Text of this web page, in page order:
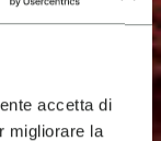
accetta di
migliorare la